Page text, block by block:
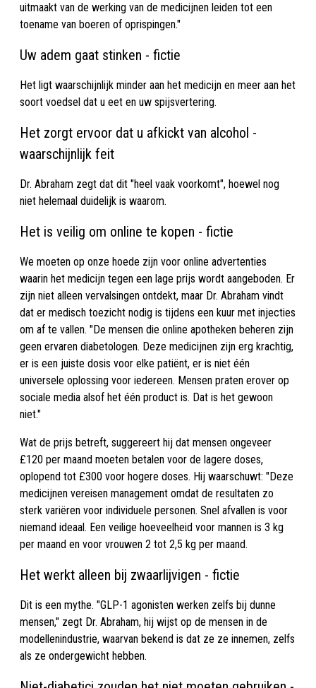
uitmaakt van de werking van de medicijnen leiden tot een
toename van boeren of oprispingen."
Uw adem gaat stinken - fictie
Het ligt waarschijnlijk minder aan het medicijn en meer aan het
soort voedsel dat u eet en uw spijsvertering.
Het zorgt ervoor dat u afkickt van alcohol -
waarschijnlijk feit
Dr. Abraham zegt dat dit "heel vaak voorkomt", hoewel nog
niet helemaal duidelijk is waarom.
Het is veilig om online te kopen - fictie
We moeten op onze hoede zijn voor online advertenties
waarin het medicijn tegen een lage prijs wordt aangeboden. Er
zijn niet alleen vervalsingen ontdekt, maar Dr. Abraham vindt
dat er medisch toezicht nodig is tijdens een kuur met injecties
om af te vallen. "De mensen die online apotheken beheren zijn
geen ervaren diabetologen. Deze medicijnen zijn erg krachtig,
er is een juiste dosis voor elke patiënt, er is niet één
universele oplossing voor iedereen. Mensen praten erover op
sociale media alsof het één product is. Dat is het gewoon
niet."
Wat de prijs betreft, suggereert hij dat mensen ongeveer
£120 per maand moeten betalen voor de lagere doses,
oplopend tot £300 voor hogere doses. Hij waarschuwt: "Deze
medicijnen vereisen management omdat de resultaten zo
sterk variëren voor individuele personen. Snel afvallen is voor
niemand ideaal. Een veilige hoeveelheid voor mannen is 3 kg
per maand en voor vrouwen 2 tot 2,5 kg per maand.
Het werkt alleen bij zwaarlijvigen - fictie
Dit is een mythe. "GLP-1 agonisten werken zelfs bij dunne
mensen," zegt Dr. Abraham, hij wijst op de mensen in de
modellenindustrie, waarvan bekend is dat ze ze innemen, zelfs
als ze ondergewicht hebben.